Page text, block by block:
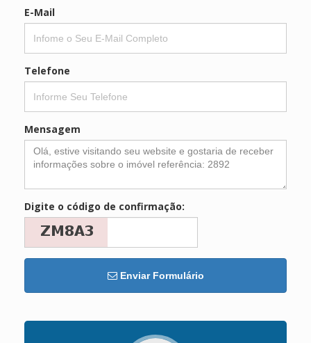
E-Mail
Telefone
Mensagem
Digite o código de confirmação:
Enviar Formulário